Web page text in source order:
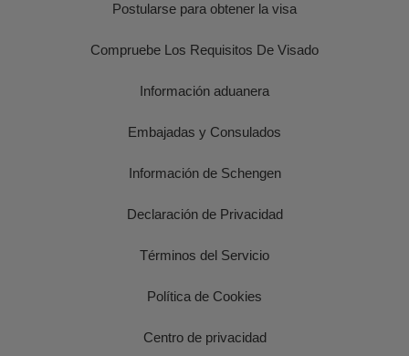
Postularse para obtener la visa
Compruebe Los Requisitos De Visado
Información aduanera
Embajadas y Consulados
Información de Schengen
Declaración de Privacidad
Términos del Servicio
Política de Cookies
Centro de privacidad